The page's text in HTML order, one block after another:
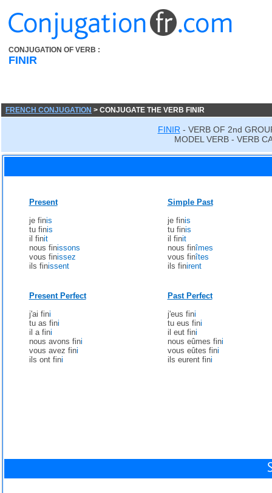
CONJUGATION OF VERB :
FINIR
FRENCH CONJUGATION > CONJUGATE THE VERB FINIR
FINIR - VERB OF 2nd
MODEL VERB - VERB
Present
je finis
tu finis
il finit
nous finissons
vous finissez
ils finissent
Simple Past
je finis
tu finis
il finit
nous finîmes
vous finîtes
ils finirent
Present Perfect
j'ai fini
tu as fini
il a fini
nous avons fini
vous avez fini
ils ont fini
Past Perfect
j'eus fini
tu eus fini
il eut fini
nous eûmes fini
vous eûtes fini
ils eurent fini